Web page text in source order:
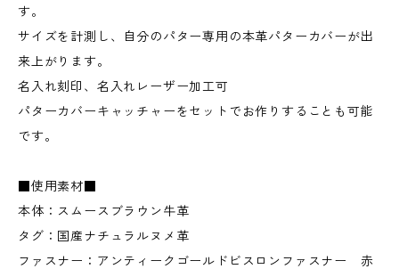
す。
サイズを計測し、自分のパター専用の本革パターカバーが出
来上がります。
名入れ刻印、名入れレーザー加工可
パターカバーキャッチャーをセットでお作りすることも可能
です。
■使用素材■
本体：スムースブラウン牛革
タグ：国産ナチュラルヌメ革
ファスナー：アンティークゴールドビスロンファスナー 赤